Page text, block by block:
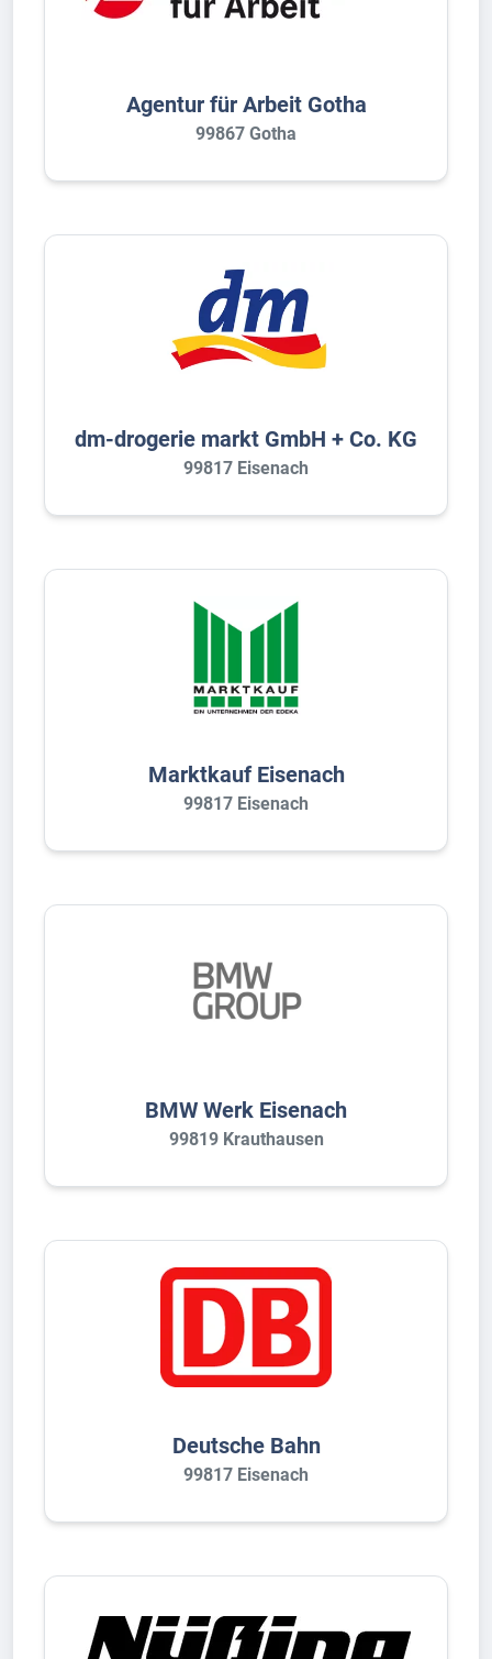
Agentur für Arbeit Gotha
99867 Gotha
dm-drogerie markt GmbH + Co. KG
99817 Eisenach
Marktkauf Eisenach
99817 Eisenach
BMW Werk Eisenach
99819 Krauthausen
Deutsche Bahn
99817 Eisenach